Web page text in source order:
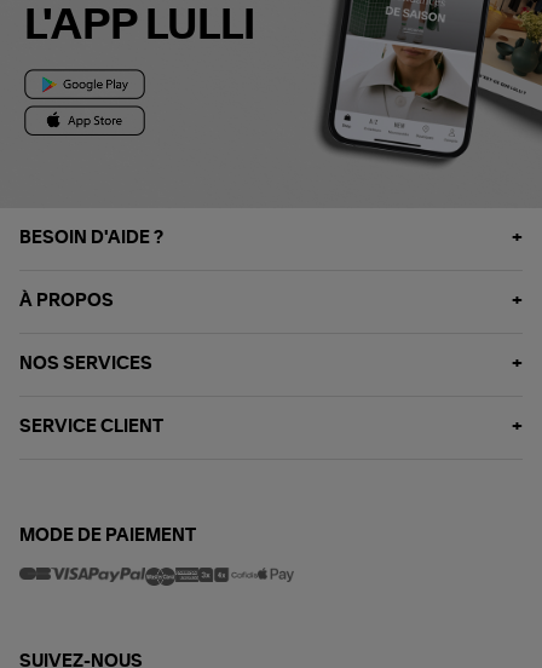
L'APP LULLI
BESOIN D'AIDE ?
À PROPOS
NOS SERVICES
SERVICE CLIENT
MODE DE PAIEMENT
SUIVEZ-NOUS